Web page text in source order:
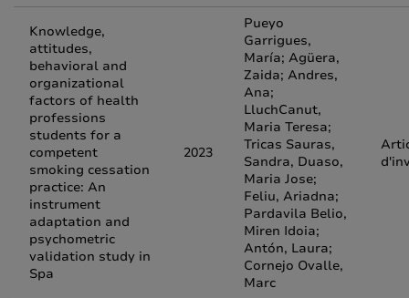
Knowledge,
attitudes,
behavioral and
organizational
factors of health
professions
students for a
competent
smoking cessation
practice: An
instrument
adaptation and
psychometric
validation study in
Spa
2023
Pueyo
Garrigues,
María; Agüera,
Zaida; Andres,
Ana;
LluchCanut,
Maria Teresa;
Tricas Sauras,
Sandra, Duaso,
Maria Jose;
Feliu, Ariadna;
Pardavila Belio,
Miren Idoia;
Antón, Laura;
Cornejo Ovalle,
Marc